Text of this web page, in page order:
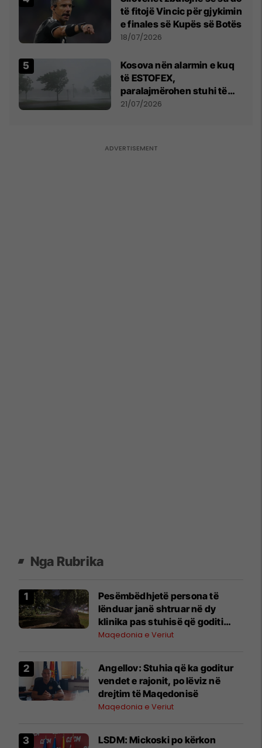
të fitojë Vincic për gjykimin
e finales së Kupës së Botës
18/07/2026
Kosova nën alarmin e kuq
të ESTOFEX,
paralajmërohen stuhi të
fuqishme me breshër dhe
21/07/2026
Nga Rubrika
Pesëmbëdhjetë persona të
lënduar janë shtruar në dy
klinika pas stuhisë që goditi
Shkupin
Maqedonia e Veriut
Angellov: Stuhia që ka goditur
vendet e rajonit, po lëviz në
drejtim të Maqedonisë
Maqedonia e Veriut
LSDM: Mickoski po kërkon